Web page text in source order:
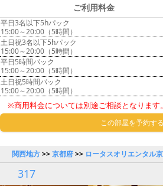
ご利用料金
平日3名以下5hパック
15:00～20:00（5時間）
土日祝3名以下5hパック
15:00～20:00（5時間）
平日5時間パック
15:00～20:00（5時間）
土日祝5時間パック
15:00～20:00（5時間）
※商用料金については別途ご相談となります。
この部屋を予約する
関西地方>>京都府>> ロータスオリエンタル
317